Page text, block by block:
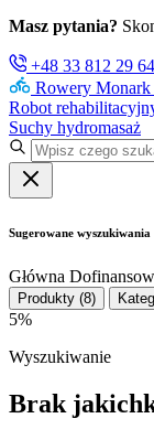
Masz pytania?
+48 33 812 29 64
Rowery Monark
Robot
Suchy hydromasaż
Sugerowane wyszukiwania
Główna
Produkty (8)
5%
Wyszukiwanie
Brak